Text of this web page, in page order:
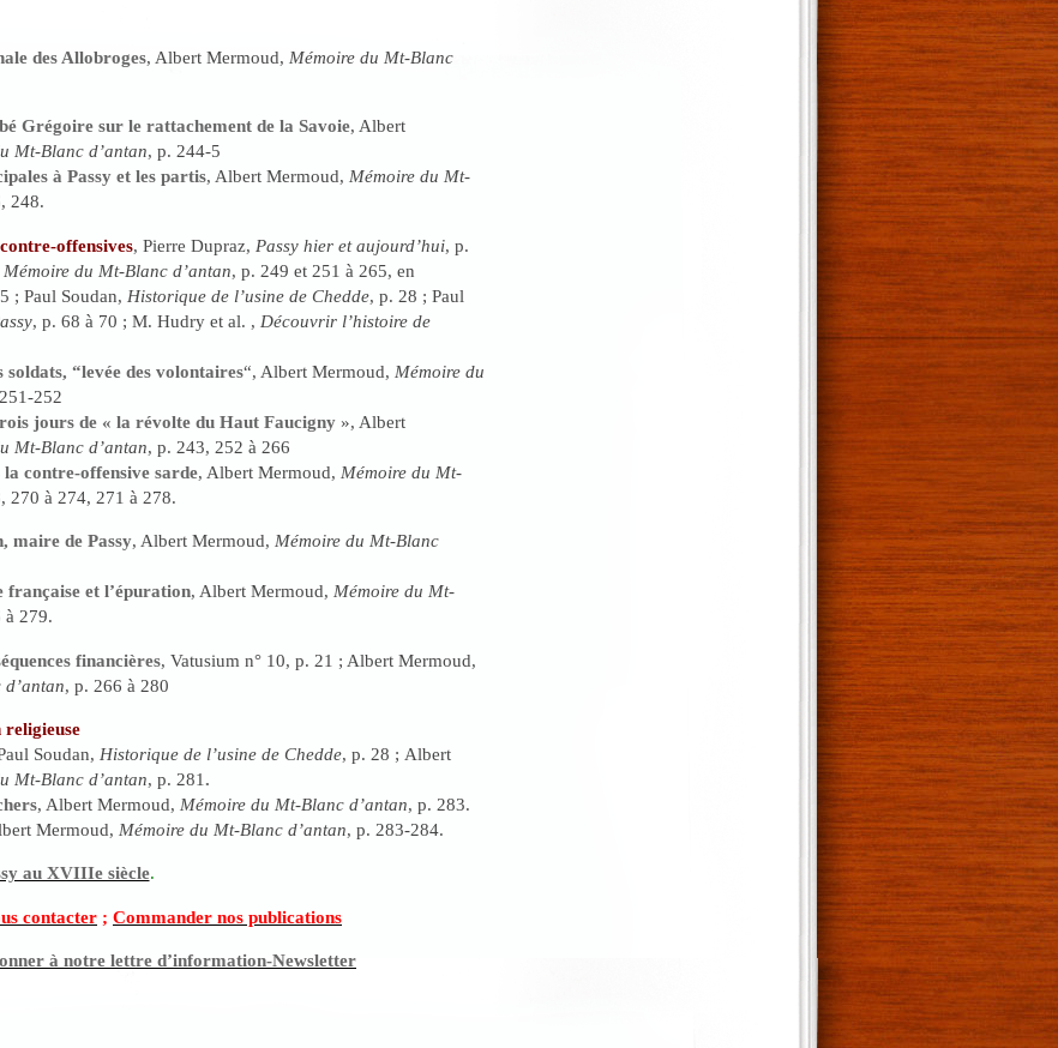
des Allobroges, Albert Mermoud, Mémoire du Mt-Blanc
Grégoire sur le rattachement de la Savoie, Albert
Mt-Blanc d’antan, p. 244-5
à Passy et les partis, Albert Mermoud, Mémoire du Mt-
248.
offensives, Pierre Dupraz, Passy hier et aujourd’hui, p.
Mémoire du Mt-Blanc d’antan, p. 249 et 251 à 265, en
; Paul Soudan, Historique de l’usine de Chedde, p. 28 ; Paul
, p. 68 à 70 ; M. Hudry et al. , Découvrir l’histoire de
“levée des volontaires“, Albert Mermoud, Mémoire du
252
jours de « la révolte du Haut Faucigny », Albert
Mt-Blanc d’antan, p. 243, 252 à 266
la contre-offensive sarde, Albert Mermoud, Mémoire du Mt-
270 à 274, 271 à 278.
maire de Passy, Albert Mermoud, Mémoire du Mt-Blanc
et l’épuration, Albert Mermoud, Mémoire du Mt-
à 279.
financières, Vatusium n° 10, p. 21 ; Albert Mermoud,
, p. 266 à 280
religieuse
Soudan, Historique de l’usine de Chedde, p. 28 ; Albert
Mt-Blanc d’antan, p. 281.
, Albert Mermoud, Mémoire du Mt-Blanc d’antan, p. 283.
Mermoud, Mémoire du Mt-Blanc d’antan, p. 283-284.
au XVIIIe siècle.
contacter ; Commander nos publications
à notre lettre d’information-Newsletter